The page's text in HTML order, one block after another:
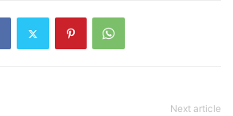
Next article